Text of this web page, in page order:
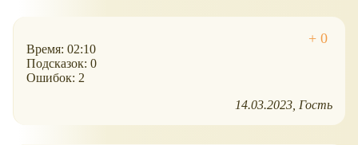
Время: 02:10
Подсказок: 0
Ошибок: 2
14.03.2023 Гость